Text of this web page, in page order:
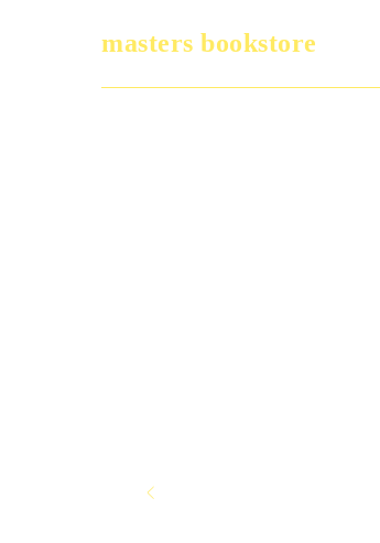
masters bookstore